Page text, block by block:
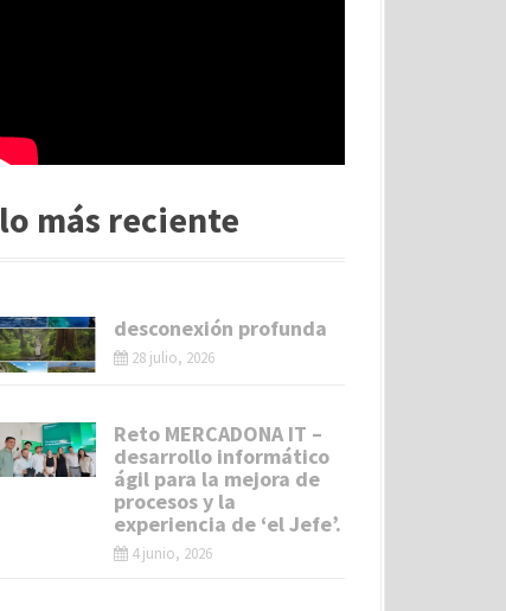
lo más reciente
desconexión profunda
28 julio, 2026
Reto MERCADONA IT –
desarrollo informático
ágil para la mejora de
procesos y la
experiencia de ‘el Jefe’.
4 junio, 2026